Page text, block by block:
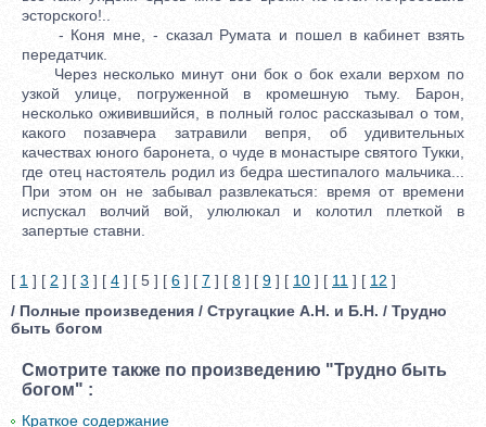
эсторского!..
- Коня мне, - сказал Румата и пошел в кабинет взять
передатчик.
Через несколько минут они бок о бок ехали верхом по
узкой улице, погруженной в кромешную тьму. Барон,
несколько оживившийся, в полный голос рассказывал о том,
какого позавчера затравили вепря, об удивительных
качествах юного баронета, о чуде в монастыре святого Тукки,
где отец настоятель родил из бедра шестипалого мальчика...
При этом он не забывал развлекаться: время от времени
испускал волчий вой, улюлюкал и колотил плеткой в
запертые ставни.
[ 1 ] [ 2 ] [ 3 ] [ 4 ] [ 5 ] [ 6 ] [ 7 ] [ 8 ] [ 9 ] [ 10 ] [ 11 ] [ 12 ]
/ Полные произведения / Стругацкие А.Н. и Б.Н. / Трудно
быть богом
Смотрите также по произведению "Трудно быть
богом" :
Краткое содержание